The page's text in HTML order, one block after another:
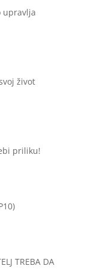
upravlja
život
priliku!
TREBA DA